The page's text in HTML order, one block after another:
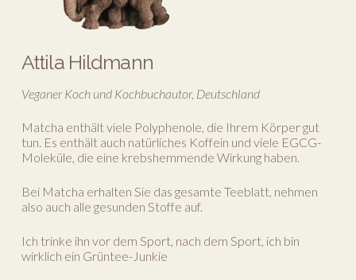
Attila Hildmann
Veganer Koch und Kochbuchautor, Deutschland
Matcha enthält viele Polyphenole, die Ihrem Körper gut
tun. Es enthält auch natürliches Koffein und viele EGCG-
Moleküle, die eine krebshemmende Wirkung haben.
Bei Matcha erhalten Sie das gesamte Teeblatt, nehmen
also auch alle gesunden Stoffe auf.
Ich trinke ihn vor dem Sport, nach dem Sport, ich bin
wirklich ein Grüntee-Junkie